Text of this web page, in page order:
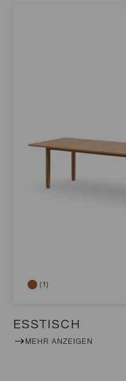
(1)
ESSTISCH
MEHR ANZEIGEN